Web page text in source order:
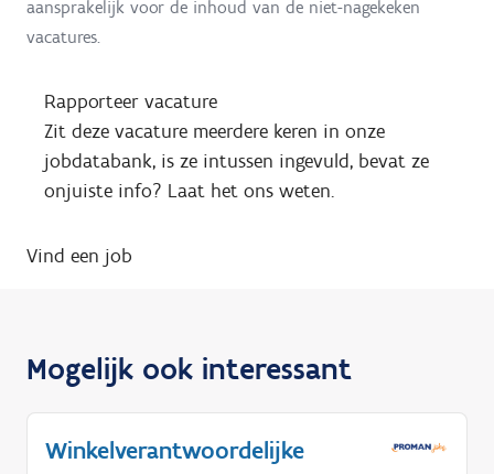
aansprakelijk voor de inhoud van de niet-nagekeken
vacatures.
Rapporteer vacature
Zit deze vacature meerdere keren in onze
jobdatabank, is ze intussen ingevuld, bevat ze
onjuiste info? Laat het ons weten.
Vind een job
Mogelijk ook interessant
Winkelverantwoordelijke